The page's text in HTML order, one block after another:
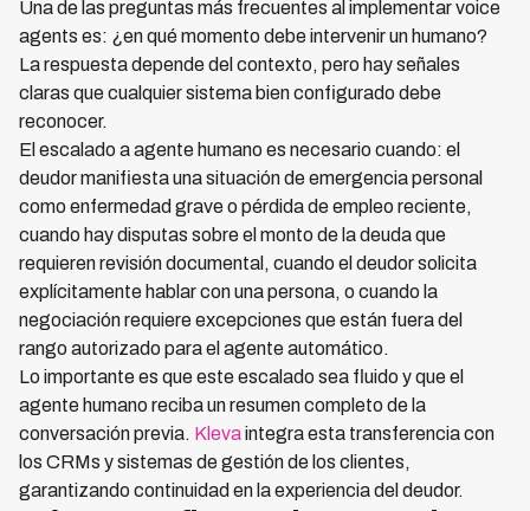
Una de las preguntas más frecuentes al implementar voice
agents es: ¿en qué momento debe intervenir un humano?
La respuesta depende del contexto, pero hay señales
claras que cualquier sistema bien configurado debe
reconocer.
El escalado a agente humano es necesario cuando: el
deudor manifiesta una situación de emergencia personal
como enfermedad grave o pérdida de empleo reciente,
cuando hay disputas sobre el monto de la deuda que
requieren revisión documental, cuando el deudor solicita
explícitamente hablar con una persona, o cuando la
negociación requiere excepciones que están fuera del
rango autorizado para el agente automático.
Lo importante es que este escalado sea fluido y que el
agente humano reciba un resumen completo de la
conversación previa. Klevaintegra esta transferencia con
los CRMs y sistemas de gestión de los clientes,
garantizando continuidad en la experiencia del deudor.